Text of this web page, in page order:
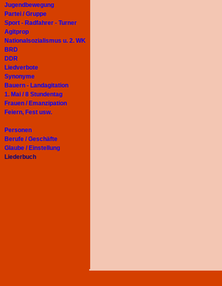
Jugendbewegung
Partei / Gruppe
Sport - Radfahrer - Turner
Agitprop
Nationalsozialismus u. 2. WK
BRD
DDR
Liedverbote
Synonyme
Bauern - Landagitation
1. Mai / 8 Stundentag
Frauen / Emanzipation
Feiern, Fest usw.
Personen
Berufe / Geschäfte
Glaube / Einstellung
Liederbuch